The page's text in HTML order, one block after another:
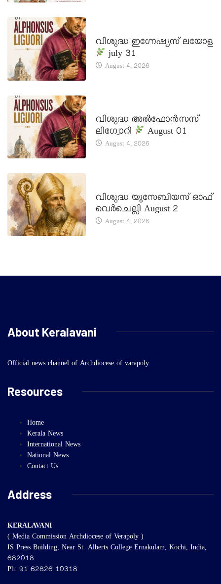
വിശുദ്ധ ഇഗ്നേഷ്യസ് ലയോള
july 31
August 4, 2026
വിശുദ്ധ അൽഫോൻസസ്
ലിഗ്വോറി
August 01
August 4, 2026
വിശുദ്ധ യൂസേബിയസ് ഓഫ്
വെർചെല്ലി August 2
August 4, 2026
About Keralavani
Official news channel of Archdiocese of varapoly.
Resources
Home
Kerala News
International News
National News
Contact Us
Address
KERALAVANI
( Media Commission Archdiocese of Verapoly )
IS Press Building, Near St. Alberts College Ernakulam, Kochi, India,
682018
Ph: 91 62826 10318